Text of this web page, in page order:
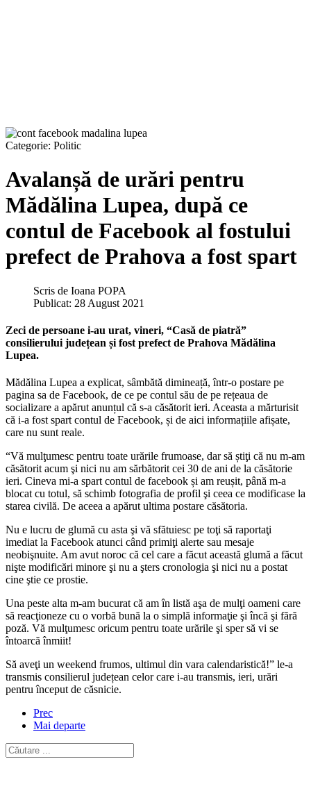
Categorie: Politic
Avalanșă de urări pentru
Mădălina Lupea, după ce
contul de Facebook al fostului
prefect de Prahova a fost spart
Scris de Ioana POPA
Publicat: 28 August 2021
Zeci de persoane i-au urat, vineri, “Casă de piatră”
consilierului județean și fost prefect de Prahova Mădălina
Lupea.
Mădălina Lupea a explicat, sâmbătă dimineață, într-o postare pe
pagina sa de Facebook, de ce pe contul său de pe rețeaua de
socializare a apărut anunțul că s-a căsătorit ieri. Aceasta a mărturisit
că i-a fost spart contul de Facebook, și de aici informațiile afișate,
care nu sunt reale.
“Vă mulţumesc pentru toate urările frumoase, dar să știţi că nu m-am
căsătorit acum şi nici nu am sărbătorit cei 30 de ani de la căsătorie
ieri. Cineva mi-a spart contul de facebook și am reușit, până m-a
blocat cu totul, să schimb fotografia de profil şi ceea ce modificase la
starea civilă. De aceea a apărut ultima postare căsătoria.
Nu e lucru de glumă cu asta şi vă sfătuiesc pe toţi să raportaţi
imediat la Facebook atunci când primiţi alerte sau mesaje
neobişnuite. Am avut noroc că cel care a făcut această glumă a făcut
nişte modificări minore şi nu a şters cronologia şi nici nu a postat
cine ştie ce prostie.
Una peste alta m-am bucurat că am în listă aşa de mulţi oameni care
să reacţioneze cu o vorbă bună la o simplă informaţie şi încă şi fără
poză. Vă mulţumesc oricum pentru toate urările şi sper să vi se
întoarcă înmiit!
Să aveţi un weekend frumos, ultimul din vara calendaristică!” le-a
transmis consilierul județean celor care i-au transmis, ieri, urări
pentru început de căsnicie.
Prec
Mai departe